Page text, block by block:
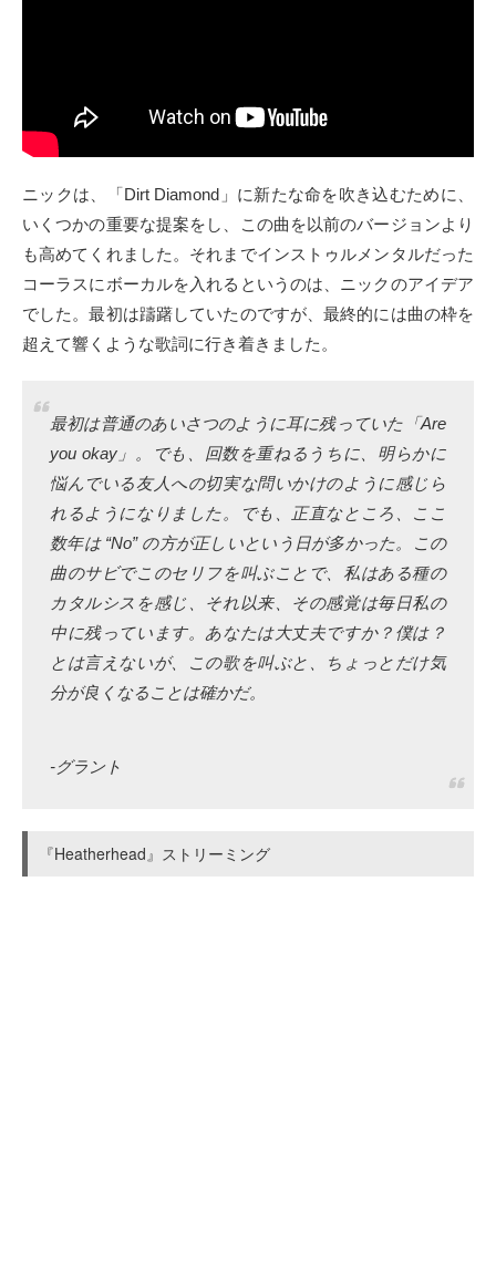
ニックは、「Dirt Diamond」に新たな命を吹き込むために、
いくつかの重要な提案をし、この曲を以前のバージョンより
も高めてくれました。それまでインストゥルメンタルだった
コーラスにボーカルを入れるというのは、ニックのアイデア
でした。最初は躊躇していたのですが、最終的には曲の枠を
超えて響くような歌詞に行き着きました。
最初は普通のあいさつのように耳に残っていた「Are
you okay」。でも、回数を重ねるうちに、明らかに
悩んでいる友人への切実な問いかけのように感じら
れるようになりました。でも、正直なところ、ここ
数年は “No” の方が正しいという日が多かった。この
曲のサビでこのセリフを叫ぶことで、私はある種の
カタルシスを感じ、それ以来、その感覚は毎日私の
中に残っています。あなたは大丈夫ですか？僕は？
とは言えないが、この歌を叫ぶと、ちょっとだけ気
分が良くなることは確かだ。
-グラント
『Heatherhead』ストリーミング